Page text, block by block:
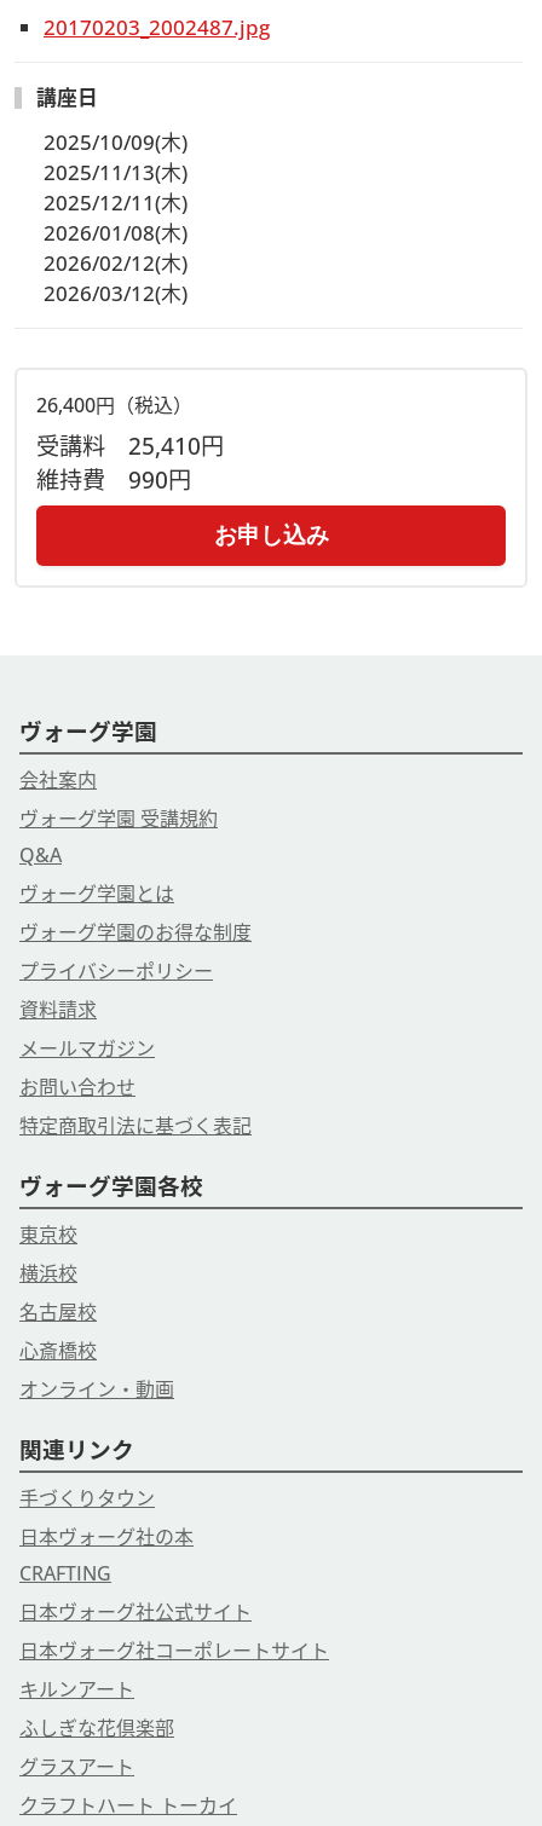
20170203_2002487.jpg
講座日
2025/10/09(木)
2025/11/13(木)
2025/12/11(木)
2026/01/08(木)
2026/02/12(木)
2026/03/12(木)
26,400円（税込）
受講料 25,410円
維持費 990円
お申し込み
ヴォーグ学園
会社案内
ヴォーグ学園 受講規約
Q&A
ヴォーグ学園とは
ヴォーグ学園のお得な制度
プライバシーポリシー
資料請求
メールマガジン
お問い合わせ
特定商取引法に基づく表記
ヴォーグ学園各校
東京校
横浜校
名古屋校
心斎橋校
オンライン・動画
関連リンク
手づくりタウン
日本ヴォーグ社の本
CRAFTING
日本ヴォーグ社公式サイト
日本ヴォーグ社コーポレートサイト
キルンアート
ふしぎな花倶楽部
グラスアート
クラフトハート トーカイ